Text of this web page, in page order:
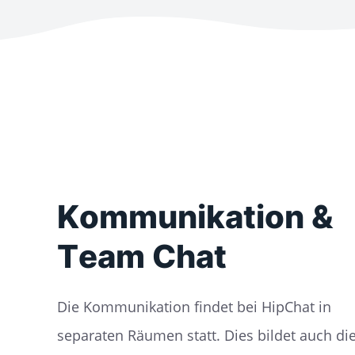
Kommunikation &
Team Chat
Die Kommunikation findet bei HipChat in
separaten Räumen statt. Dies bildet auch